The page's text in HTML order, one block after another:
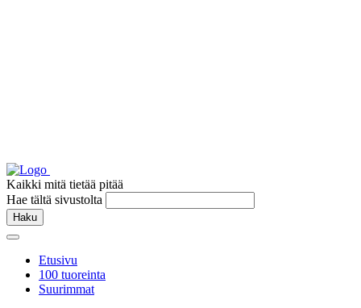
Kaikki mitä tietää pitää
Hae tältä sivustolta
Haku
Etusivu
100 tuoreinta
Suurimmat